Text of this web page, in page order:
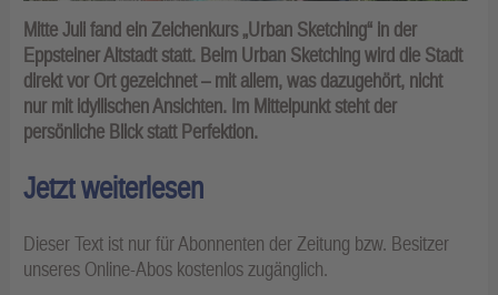
Mitte Juli fand ein Zeichenkurs „Urban Sketching“ in der
Eppsteiner Altstadt statt. Beim Urban Sketching wird die Stadt
direkt vor Ort gezeichnet – mit allem, was dazugehört, nicht
nur mit idyllischen Ansichten. Im Mittelpunkt steht der
persönliche Blick statt Perfektion.
Jetzt weiterlesen
Dieser Text ist nur für Abonnenten der Zeitung bzw. Besitzer
unseres Online-Abos kostenlos zugänglich.